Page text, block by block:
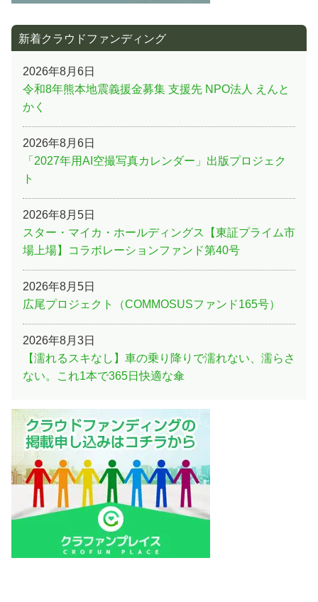
新着クラウドファンディング
2026年8月6日
令和8年熊本地震義援金募集 支援先 NPO法人 えんと
かく
2026年8月6日
「2027年用AI空撮写真カレンダー」出版プロジェク
ト
2026年8月5日
スター・マイカ・ホールディングス【東証プライム市
場上場】コラボレーションファンド第40号
2026年8月5日
広尾プロジェクト（COMMOSUSファンド165号）
2026年8月3日
【濡れるスキなし】車の乗り降りで濡れない、濡らさ
ない。これ1本で365日快適な傘